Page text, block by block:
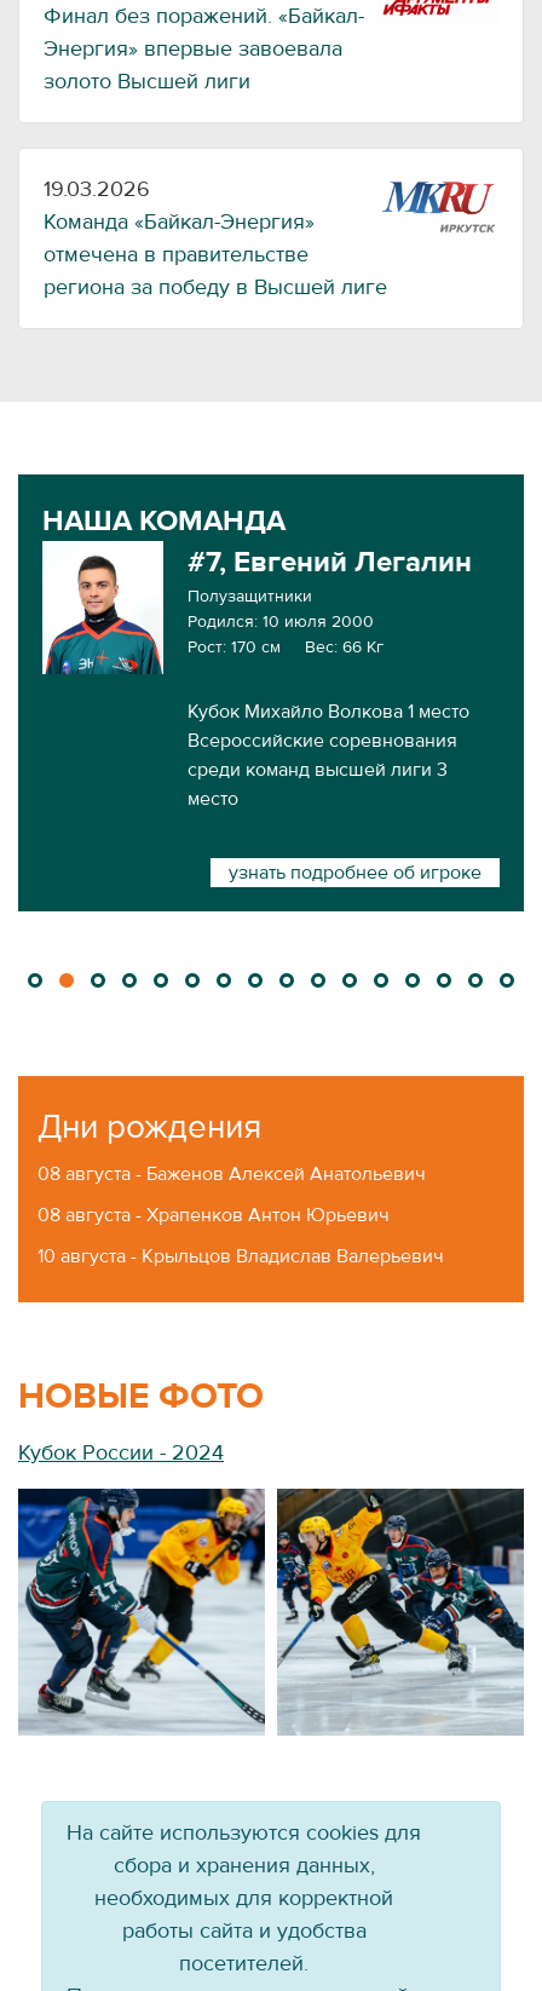
Финал без поражений. «Байкал-
Энергия» впервые завоевала
золото Высшей лиги
19.03.2026
Команда «Байкал-Энергия»
отмечена в правительстве
региона за победу в Высшей лиге
НАША КОМАНДА
#7, Евгений Легалин
Полузащитники
Родился: 10 июля 2000
Рост: 170 см
Вес: 66 Кг
Кубок Михайло Волкова 1 место
Всероссийские соревнования
среди команд высшей лиги 3
место
узнать подробнее об игроке
Дни рождения
08 августа - Баженов Алексей Анатольевич
08 августа - Храпенков Антон Юрьевич
10 августа - Крыльцов Владислав Валерьевич
НОВЫЕ ФОТО
Кубок России - 2024
На сайте используются cookies для
сбора и хранения данных,
необходимых для корректной
работы сайта и удобства
посетителей.